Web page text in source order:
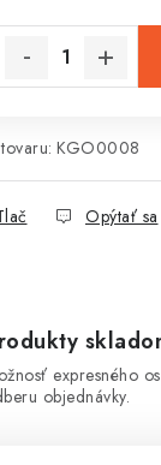
KGO0008
Opýtať sa
expresného
objednávky.